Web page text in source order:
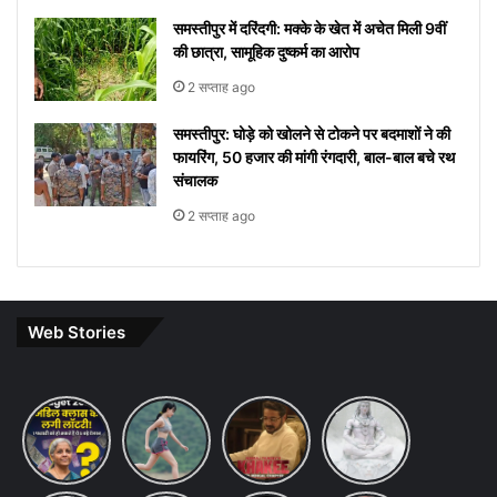
समस्तीपुर में दरिंदगी: मक्के के खेत में अचेत मिली 9वीं
की छात्रा, सामूहिक दुष्कर्म का आरोप
2 सप्ताह ago
समस्तीपुर: घोड़े को खोलने से टोकने पर बदमाशों ने की
फायरिंग, 50 हजार की मांगी रंगदारी, बाल-बाल बचे रथ
संचालक
2 सप्ताह ago
Web Stories
Budget
2026
Expectations:
Income
7 ways
to
maintain
a
khakee
the
bengal
chapter
10 Lines
on Maha
Shivratri
in Hindi